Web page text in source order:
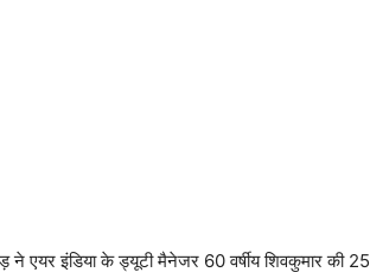
ने एयर इंडिया के ड्यूटी मैनेजर 60 वर्षीय शिवकुमार की 25